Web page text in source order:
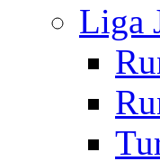
Liga